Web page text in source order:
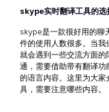
skype实时翻译工具的选
skype是一款很好用的聊
件的使用人数很多。当我
就会遇到一些交流方面
通，需要借助带有翻译
的语言内容。这里为大
具，需要注意哪些内容。